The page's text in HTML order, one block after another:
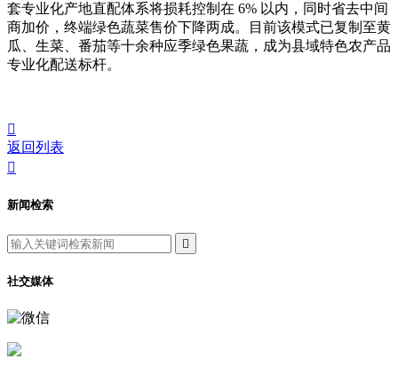
套专业化产地直配体系将损耗控制在 6% 以内，同时省去中间
商加价，终端绿色蔬菜售价下降两成。目前该模式已复制至黄
瓜、生菜、番茄等十余种应季绿色果蔬，成为县域特色农产品
专业化配送标杆。

返回列表

新闻检索

社交媒体